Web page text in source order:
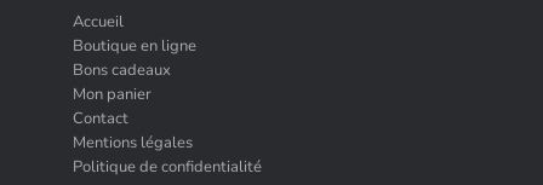
Accueil
Boutique en ligne
Bons cadeaux
Mon panier
Contact
Mentions légales
Politique de confidentialité